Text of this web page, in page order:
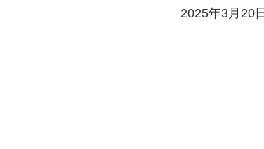
2025年3月 20